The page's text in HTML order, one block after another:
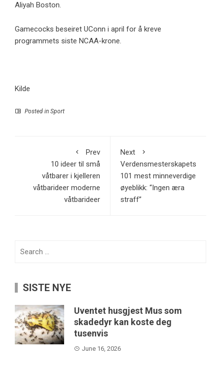
Aliyah Boston.
Gamecocks beseiret UConn i april for å kreve
programmets siste NCAA-krone.
Kilde
Posted in Sport
Prev
10 ideer til små
våtbarer i kjelleren
våtbarideer moderne
våtbarideer
Next
Verdensmesterskapets
101 mest minneverdige
øyeblikk: “Ingen æra
straff”
SISTE NYE
Uventet husgjest Mus som
skadedyr kan koste deg
tusenvis
June 16, 2026